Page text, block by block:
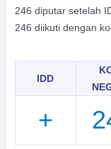
246 diputar setelah
246 diikuti dengan
IDD
+